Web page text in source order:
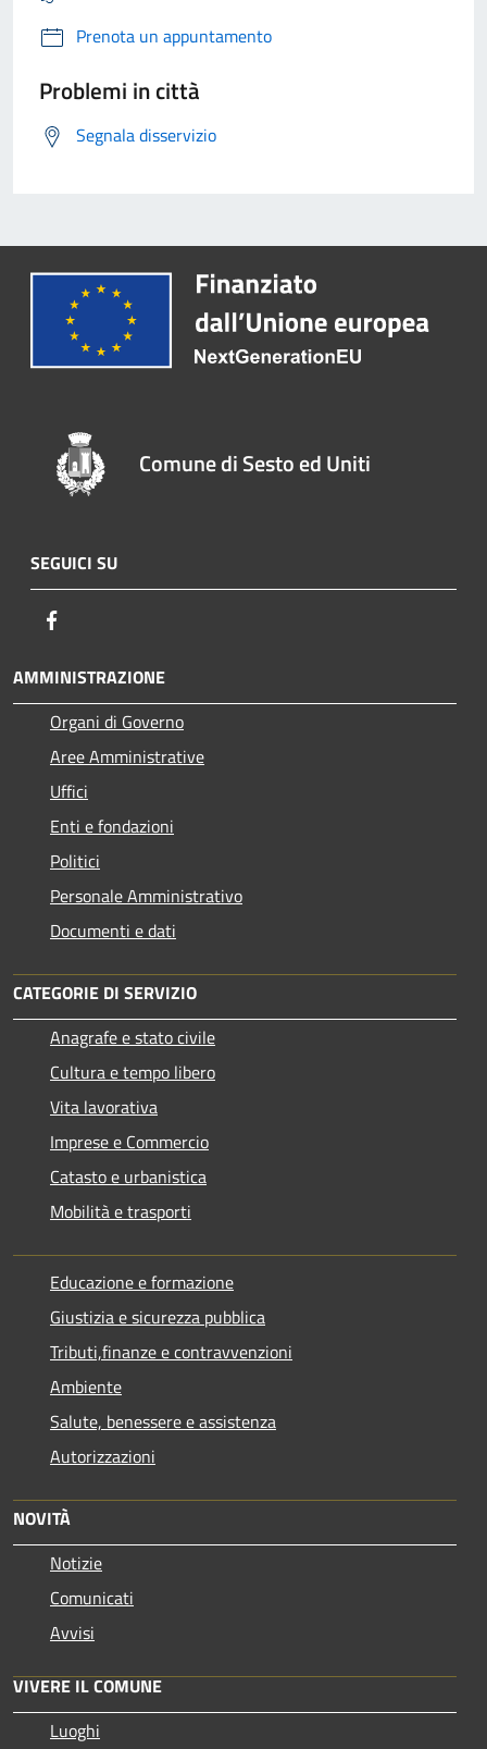
Prenota un appuntamento
Problemi in città
Segnala disservizio
Comune di Sesto ed Uniti
SEGUICI SU
AMMINISTRAZIONE
Organi di Governo
Aree Amministrative
Uffici
Enti e fondazioni
Politici
Personale Amministrativo
Documenti e dati
CATEGORIE DI SERVIZIO
Anagrafe e stato civile
Cultura e tempo libero
Vita lavorativa
Imprese e Commercio
Catasto e urbanistica
Mobilità e trasporti
Educazione e formazione
Giustizia e sicurezza pubblica
Tributi,finanze e contravvenzioni
Ambiente
Salute, benessere e assistenza
Autorizzazioni
NOVITÀ
Notizie
Comunicati
Avvisi
VIVERE IL COMUNE
Luoghi